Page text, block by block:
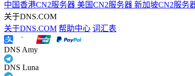
中国香港CN2服务器 美国CN2服务器 新加坡CN2服务
关于DNS.COM
关于DNS.COM 帮助中心 词汇表
DNS Amy
DNS Luna